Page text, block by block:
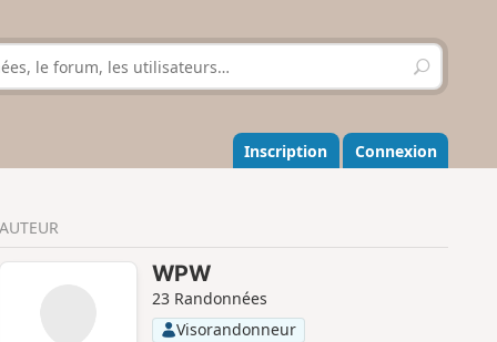
R
e
h
e
r
r
Inscription Connexion
AUTEUR
WPW
23 Randonnées
Visorandonneur